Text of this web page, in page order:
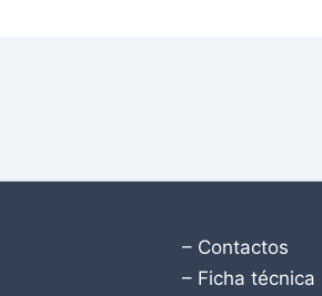
– Contactos
– Ficha técnica